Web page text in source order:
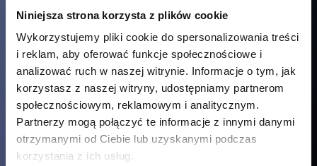
Niniejsza strona korzysta z plików cookie
Wykorzystujemy pliki cookie do spersonalizowania treści
i reklam, aby oferować funkcje społecznościowe i
analizować ruch w naszej witrynie. Informacje o tym, jak
korzystasz z naszej witryny, udostępniamy partnerom
społecznościowym, reklamowym i analitycznym.
Partnerzy mogą połączyć te informacje z innymi danymi
otrzymanymi od Ciebie lub uzyskanymi podczas
korzystania z ich usług.